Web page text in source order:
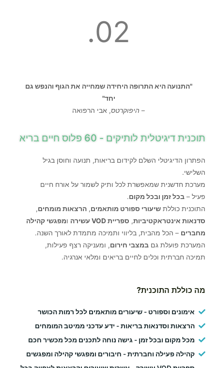
02.
"התנועה היא התרופה היחידה שמחייה את הגוף והנפש גם
יחד"
– היפוקרטס, אבי הרפואה
תוכנית דיגיטלית לותיקים - 60 פלוס חיים בריא
הפתרון הדיגיטלי השלם לקידום בריאות, תנועה וחוסן בגיל
השלישי.
מערכת חדשנית שמאפשרת לכל ותיק לשמור על אורח חיים
פעיל – בכל זמן ובכל מקום.
התוכנית כוללת שיעורי ספורט מותאמים, הרצאות מומחים,
סדנאות אינטראקטיביות, ספריית VOD עשירה ומפגשי קהילה
מחברים – הכל מהבית, בליווי ותמיכה מתמדת לאורך השנה.
המערכת פועלת גם במצבי חירום, ומעניקה רצף פעילות,
תמיכה חברתית וכלים לחיים בריאים ומלאי אנרגיה.
מה כוללת התוכנית?
אימונים וספורט - שיעורים מותאמים לכל רמות הכושר
הרצאות וסדנאות בריאות - ידע עדכני ממיטב המומחים
מכל מקום ובכל זמן - גישה נוחה לתכנים מכל מכשיר חכם
קהילה פעילה וחברתית - חיבורים ומפגשי קהילה ומפגשים